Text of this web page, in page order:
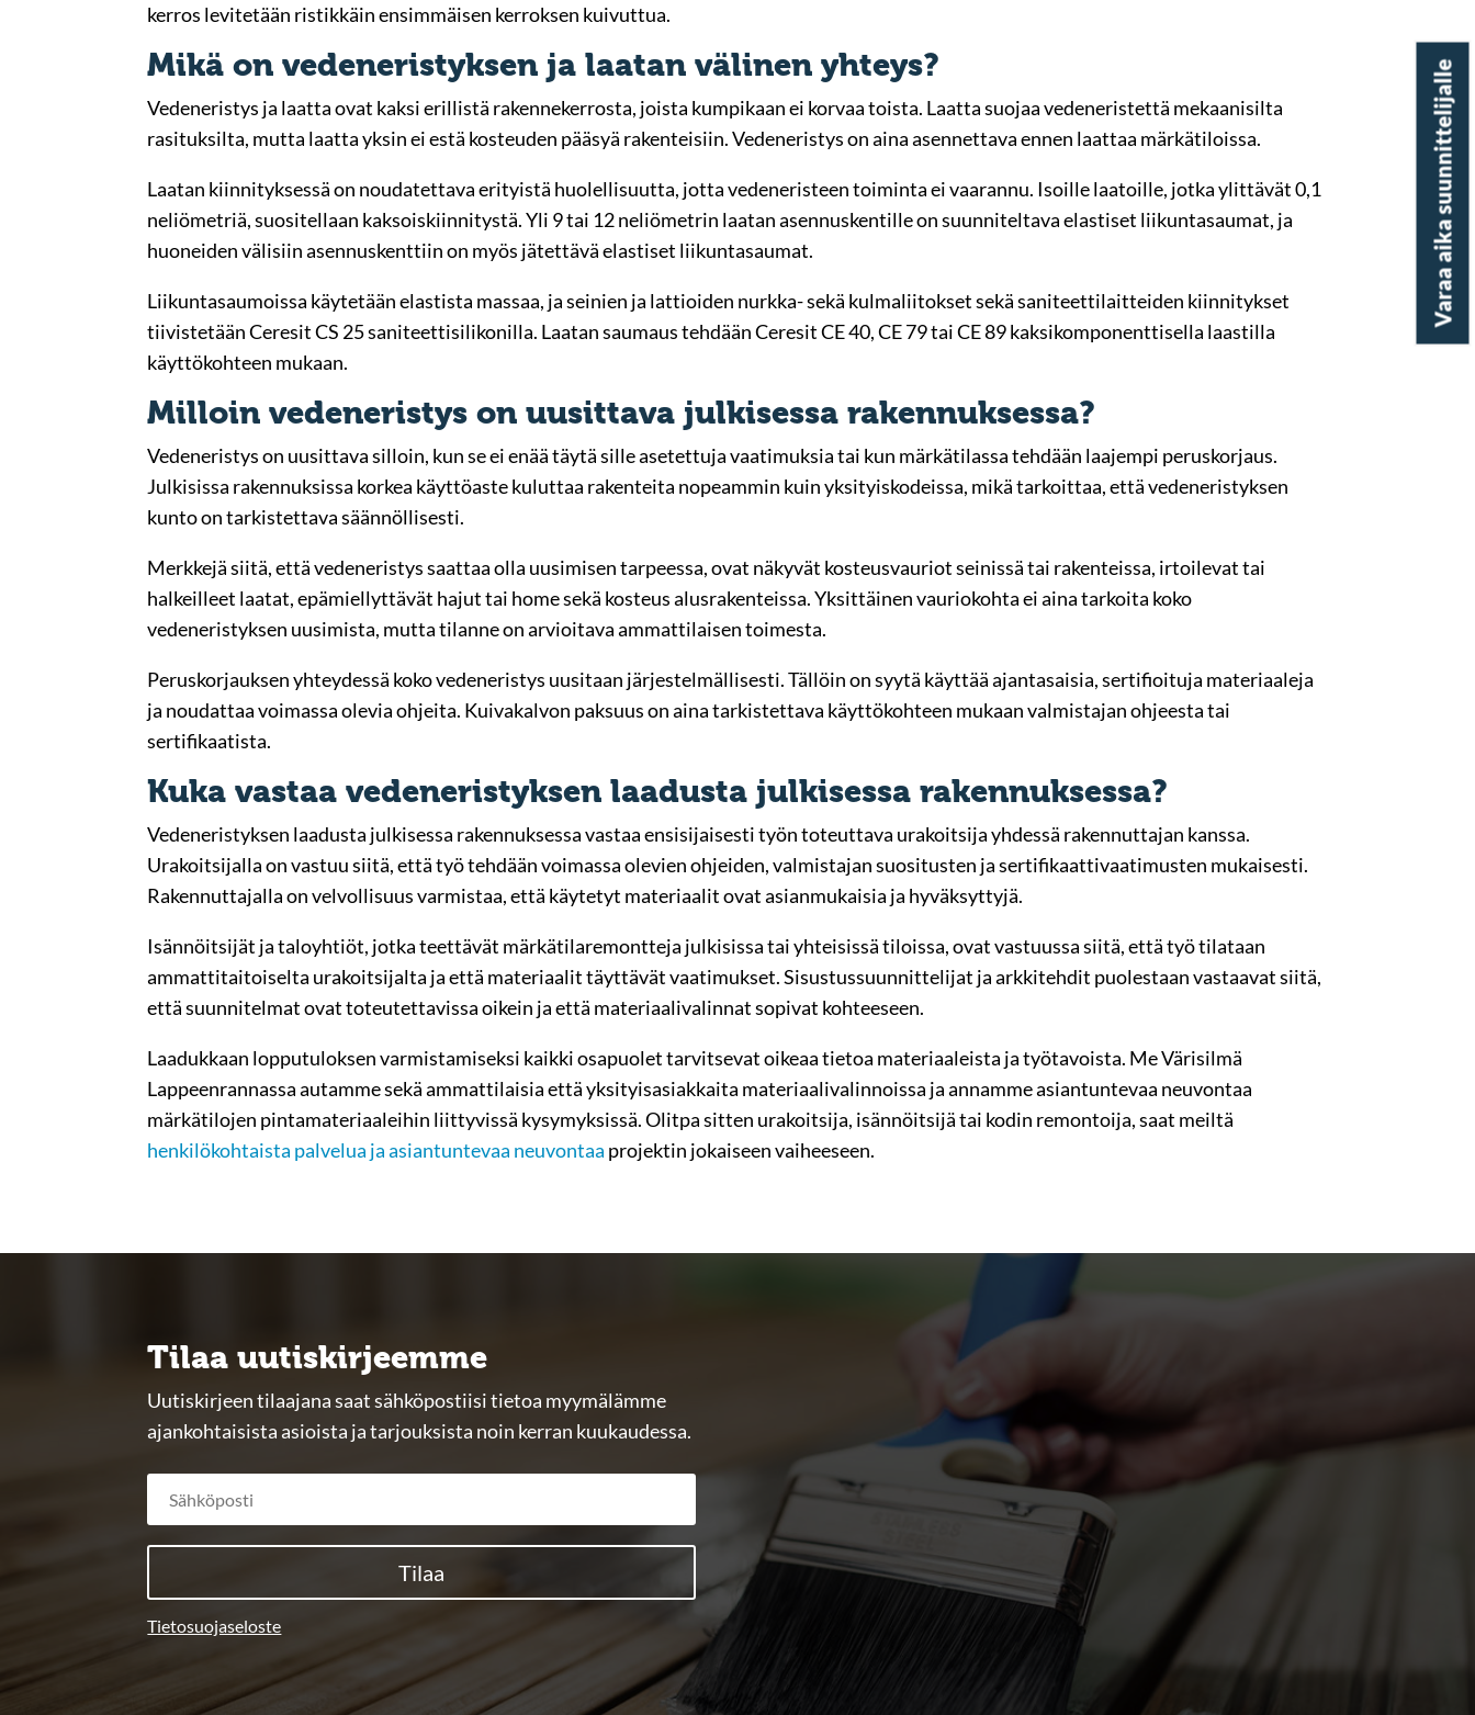
kerros levitetään ristikkäin ensimmäisen kerroksen kuivuttua.
Mikä on vedeneristyksen ja laatan välinen yhteys?
Vedeneristys ja laatta ovat kaksi erillistä rakennekerrosta, joista kumpikaan ei korvaa toista. Laatta suojaa vedeneristettä mekaanisilta
rasituksilta, mutta laatta yksin ei estä kosteuden pääsyä rakenteisiin. Vedeneristys on aina asennettava ennen laattaa märkätiloissa.
Laatan kiinnityksessä on noudatettava erityistä huolellisuutta, jotta vedeneristeen toiminta ei vaarannu. Isoille laatoille, jotka ylittävät 0,1
neliömetriä, suositellaan kaksoiskiinnitystä. Yli 9 tai 12 neliömetrin laatan asennuskentille on suunniteltava elastiset liikuntasaumat, ja
huoneiden välisiin asennuskenttiin on myös jätettävä elastiset liikuntasaumat.
Liikuntasaumoissa käytetään elastista massaa, ja seinien ja lattioiden nurkka- sekä kulmaliitokset sekä saniteettilaitteiden kiinnitykset
tiivistetään Ceresit CS 25 saniteettisilikonilla. Laatan saumaus tehdään Ceresit CE 40, CE 79 tai CE 89 kaksikomponenttisella laastilla
käyttökohteen mukaan.
Milloin vedeneristys on uusittava julkisessa rakennuksessa?
Vedeneristys on uusittava silloin, kun se ei enää täytä sille asetettuja vaatimuksia tai kun märkätilassa tehdään laajempi peruskorjaus.
Julkisissa rakennuksissa korkea käyttöaste kuluttaa rakenteita nopeammin kuin yksityiskodeissa, mikä tarkoittaa, että vedeneristyksen
kunto on tarkistettava säännöllisesti.
Merkkejä siitä, että vedeneristys saattaa olla uusimisen tarpeessa, ovat näkyvät kosteusvauriot seinissä tai rakenteissa, irtoilevat tai
halkeilleet laatat, epämiellyttävät hajut tai home sekä kosteus alusrakenteissa. Yksittäinen vauriokohta ei aina tarkoita koko
vedeneristyksen uusimista, mutta tilanne on arvioitava ammattilaisen toimesta.
Peruskorjauksen yhteydessä koko vedeneristys uusitaan järjestelmällisesti. Tällöin on syytä käyttää ajantasaisia, sertifioituja materiaaleja
ja noudattaa voimassa olevia ohjeita. Kuivakalvon paksuus on aina tarkistettava käyttökohteen mukaan valmistajan ohjeesta tai
sertifikaatista.
Kuka vastaa vedeneristyksen laadusta julkisessa rakennuksessa?
Vedeneristyksen laadusta julkisessa rakennuksessa vastaa ensisijaisesti työn toteuttava urakoitsija yhdessä rakennuttajan kanssa.
Urakoitsijalla on vastuu siitä, että työ tehdään voimassa olevien ohjeiden, valmistajan suositusten ja sertifikaattivaatimusten mukaisesti.
Rakennuttajalla on velvollisuus varmistaa, että käytetyt materiaalit ovat asianmukaisia ja hyväksyttyjä.
Isännöitsijät ja taloyhtiöt, jotka teettävät märkätilaremontteja julkisissa tai yhteisissä tiloissa, ovat vastuussa siitä, että työ tilataan
ammattitaitoiselta urakoitsijalta ja että materiaalit täyttävät vaatimukset. Sisustussuunnittelijat ja arkkitehdit puolestaan vastaavat siitä,
että suunnitelmat ovat toteutettavissa oikein ja että materiaalivalinnat sopivat kohteeseen.
Laadukkaan lopputuloksen varmistamiseksi kaikki osapuolet tarvitsevat oikeaa tietoa materiaaleista ja työtavoista. Me Värisilmä
Lappeenrannassa autamme sekä ammattilaisia että yksityisasiakkaita materiaalivalinnoissa ja annamme asiantuntevaa neuvontaa
märkätilojen pintamateriaaleihin liittyvissä kysymyksissä. Olitpa sitten urakoitsija, isännöitsijä tai kodin remontoija, saat meiltä
henkilökohtaista palvelua ja asiantuntevaa neuvontaa projektin jokaiseen vaiheeseen.
Tilaa uutiskirjeemme
Uutiskirjeen tilaajana saat sähköpostiisi tietoa myymälämme
ajankohtaisista asioista ja tarjouksista noin kerran kuukaudessa.
Tilaa
Tietosuojaseloste
Varaa aika suunnittelijalle